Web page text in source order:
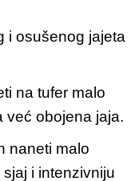
i osušenog jajeta
na tufer malo
već obojena jaja.
naneti malo
i intenzivniju